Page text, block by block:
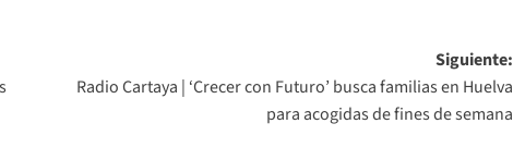
Siguiente:
Radio Cartaya | ‘Crecer con Futuro’ busca familias en Huelva
para acogidas de fines de semana